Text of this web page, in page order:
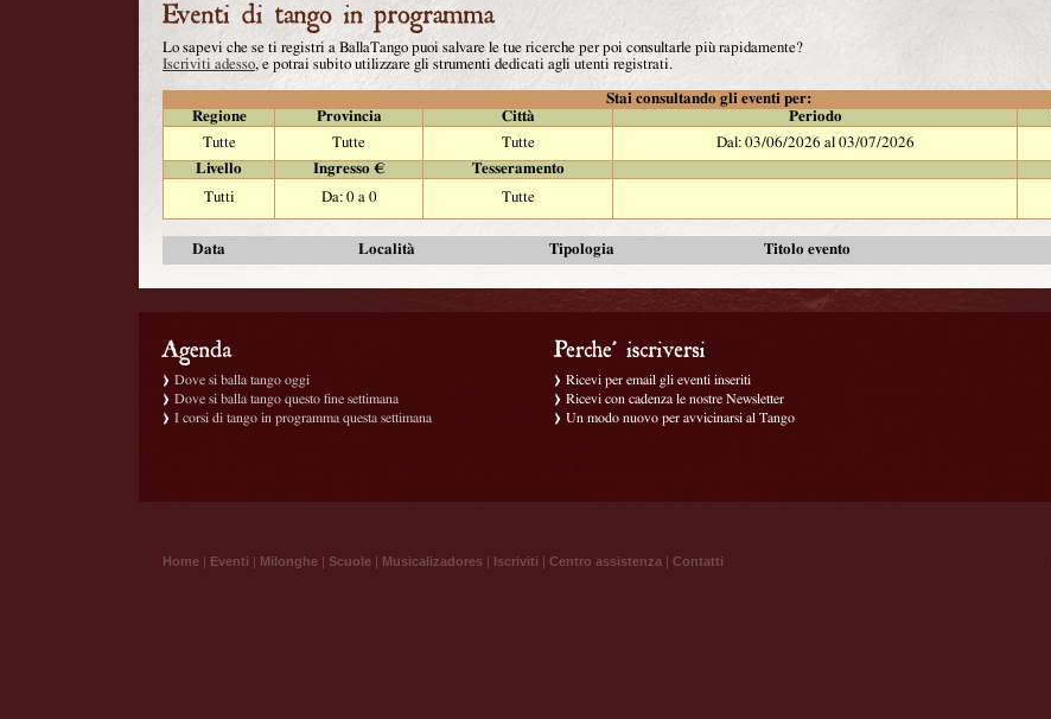
Lo sapevi che se ti registri a BallaTango puoi salvare le tue ricerche per poi consultarle più rapidamente?
Iscriviti adesso, e potrai subito utilizzare gli strumenti dedicati agli utenti registrati.
Stai consultando gli eventi per:
Regione
Provincia Città Periodo
Tutte
Tutte Tutte Dal: 03/06/2026 al 03/07/2026
Livello
Ingresso €
Tesseramento
Tutti
Da: 0 a 0 Tutte
Data Località Tipologia Titolo evento
Dove si balla tango oggi
Dove si balla tango questo fine settimana
I corsi di tango in programma questa settimana
Ricevi per email gli eventi inseriti
Ricevi con cadenza le nostre Newsletter
Un modo nuovo per avvicinarsi al Tango
Home | Eventi | Milonghe | Scuole | Musicalizadores | Iscriviti | Centro assistenza | Contatti